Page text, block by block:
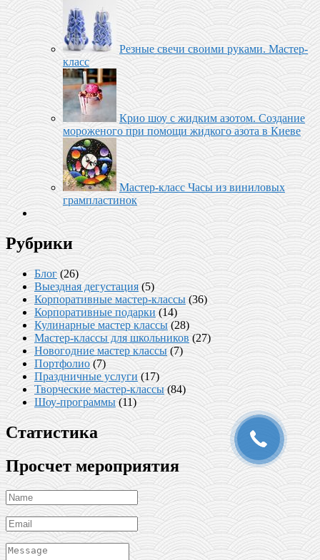
Резные свечи своими руками. Мастер-
класс
Крио шоу с жидким азотом. Создание
мороженого при помощи жидкого азота в Киеве
Мастер-класс Часы из виниловых
грампластинок
Рубрики
Блог(26)
Выездная дегустация (5)
Корпоративные мастер-классы(36)
Корпоративные подарки (14)
Кулинарные мастер классы (28)
Мастер-классы для школьников (27)
Новогодние мастер классы(7)
Портфолио(7)
Праздничные услуги (17)
Творческие мастер-классы(84)
Шоу-программы (11)
Статистика
Просчет мероприятия